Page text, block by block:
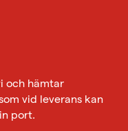
och hämtar
vid leverans kan
port.